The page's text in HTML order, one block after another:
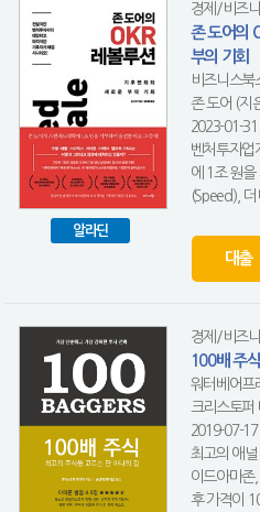
알라딘
경제/비즈
존 도어의
부의 기회
비즈니스북
존 도어 (지
2023-01-31
벤처투자업
에 1조 원을
(Speed), 더
대출
경제/비즈
100배 주
워터베어프
크리스토퍼
2019-07-17
최고의 애
이드아마존
후 가격이